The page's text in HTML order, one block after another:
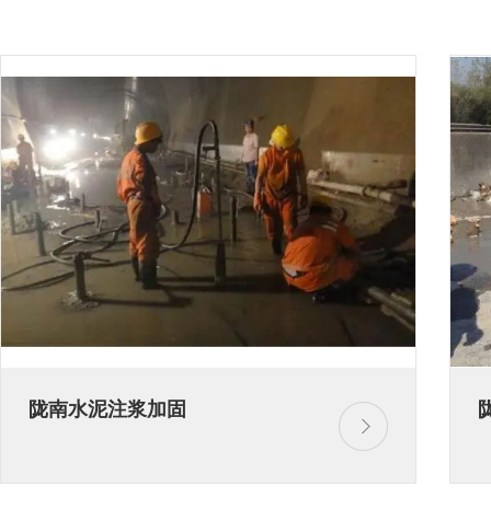
陇南水泥注浆加固